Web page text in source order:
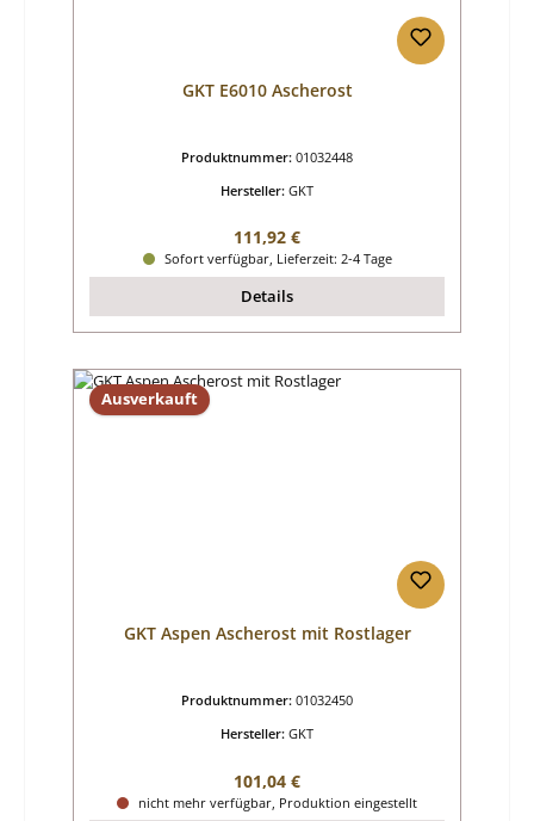
GKT E6010 Ascherost
Produktnummer: 01032448
Hersteller: GKT
Regulärer Preis:
111,92 €
Sofort verfügbar, Lieferzeit: 2-4 Tage
Details
Ausverkauft
GKT Aspen Ascherost mit Rostlager
Produktnummer: 01032450
Hersteller: GKT
Regulärer Preis:
101,04 €
nicht mehr verfügbar, Produktion eingestellt